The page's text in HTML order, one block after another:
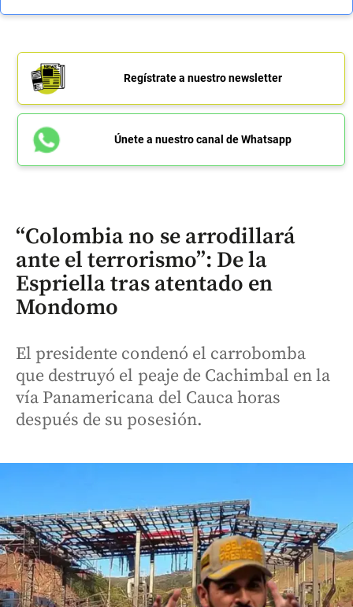
Regístrate a nuestro newsletter
Únete a nuestro canal de Whatsapp
“Colombia no se arrodillará
ante el terrorismo”: De la
Espriella tras atentado en
Mondomo
El presidente condenó el carrobomba
que destruyó el peaje de Cachimbal en la
vía Panamericana del Cauca horas
después de su posesión.